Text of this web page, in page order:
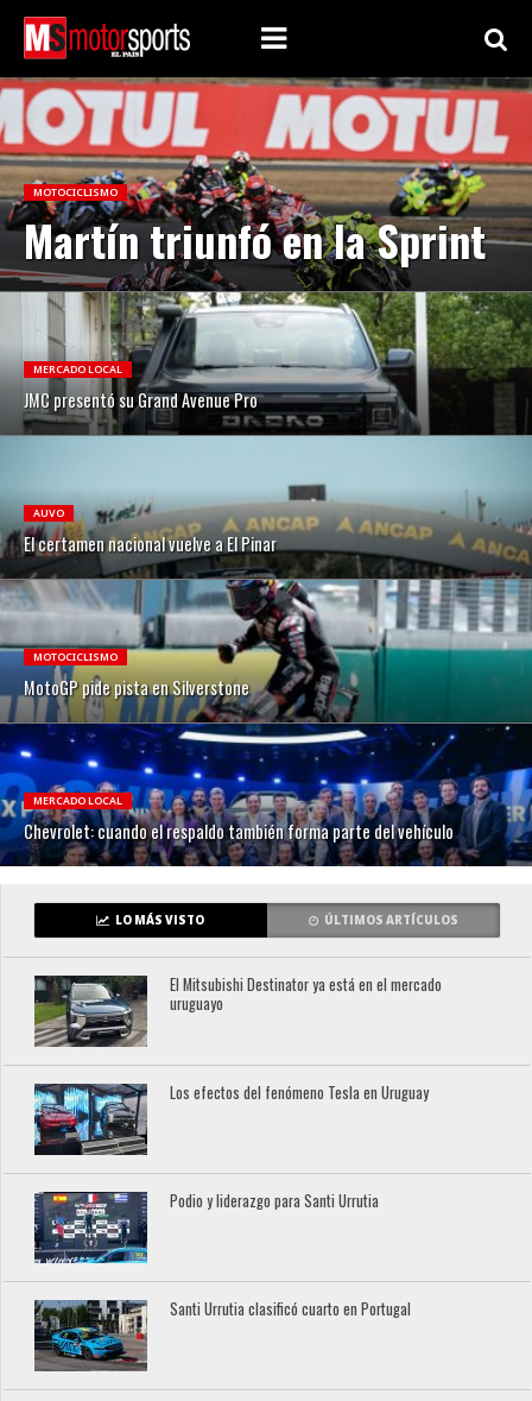
MOTOCICLISMO
Martín triunfó en la Sprint
MERCADO LOCAL
JMC presentó su Grand Avenue Pro
AUVO
El certamen nacional vuelve a El Pinar
MOTOCICLISMO
MotoGP pide pista en Silverstone
MERCADO LOCAL
Chevrolet: cuando el respaldo también forma parte del vehículo
LO MÁS VISTO ÚLTIMOS ARTÍCULOS
El Mitsubishi Destinator ya está en el mercado
uruguayo
Los efectos del fenómeno Tesla en Uruguay
Podio y liderazgo para Santi Urrutia
Santi Urrutia clasificó cuarto en Portugal